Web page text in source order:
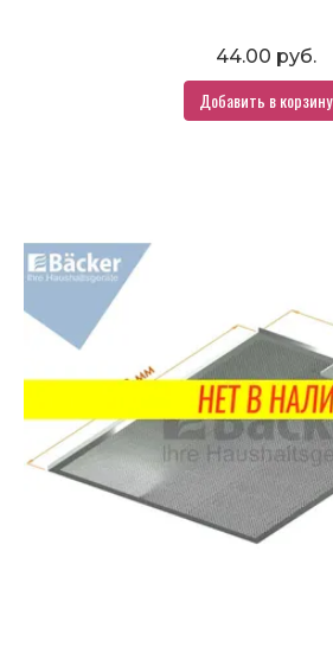
44.00 руб.
Добавить в корзину